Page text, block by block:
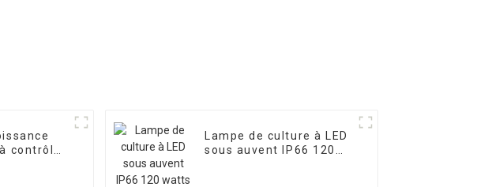
contrôle
Lampe de culture à LED
sous auvent IP66 120